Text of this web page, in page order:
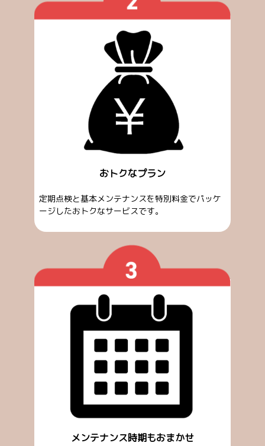
おトクなプラン
定期点検と基本メンテナンスを特別料金でパッケ
ージしたおトクなサービスです。
メンテナンス時期もおまかせ